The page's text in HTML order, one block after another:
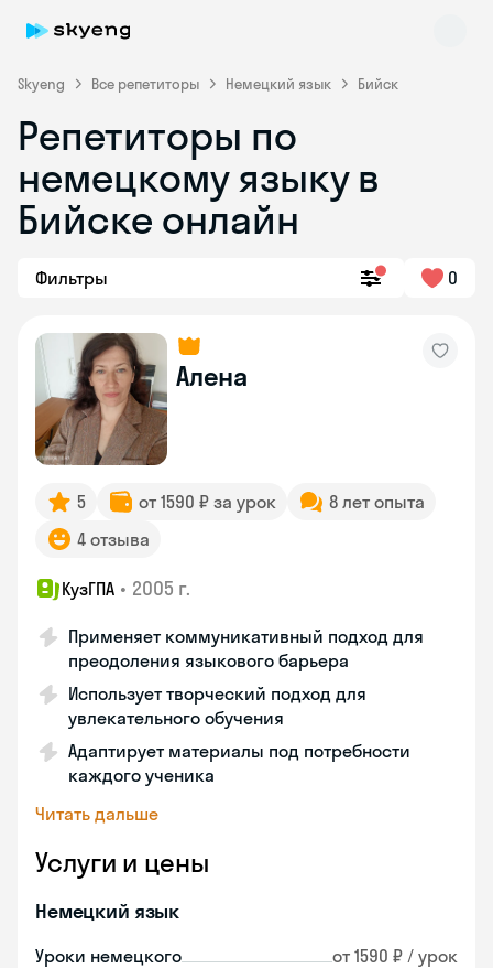
Skyeng Все репетиторы Немецкий язык Бийск
Репетиторы по
немецкому языку в
Бийске онлайн
Фильтры 0
Алена
5 от 1590 ₽ за урок
8 лет опыта
4 отзыва
КузГПА • 2005 г.
Применяет коммуникативный подход для
преодоления языкового барьера
Использует творческий подход для
увлекательного обучения
Адаптирует материалы под потребности
каждого ученика
Читать дальше
Услуги и цены
Немецкий язык
Уроки немецкого от 1590 ₽ / урок
Skyeng Chat